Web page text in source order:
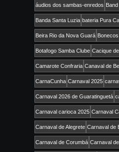
áudios dos sambas-enredos
Banda Santa Luzia bateria Pura
Beira Rio da Nova Guará
Botafogo Samba Clube Cacique
Camarote Confraria Canaval de
CarnaCunha Carnaval 2025
Carnaval 2026 de Guaratinguetá
Carnaval carioca 2025 Carnaval
Carnaval de Alegrete Carnaval de
Carnaval de Corumbá Carnaval